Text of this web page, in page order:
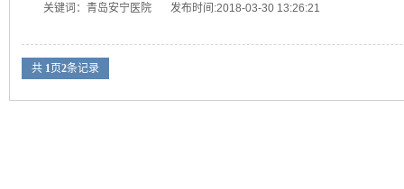
关键词：青岛安宁医院 发布时间:2018-03-30 13:26:21
共 1页2条记录